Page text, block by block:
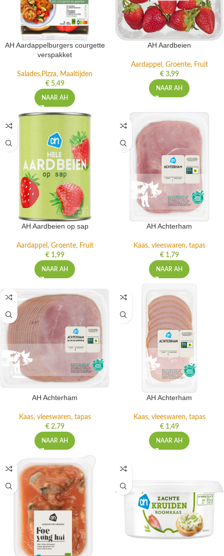
AH Aardappelburgers courgette
verspakket
Salades,Pizza, Maaltijden
€5,49
NAAR AH
AH Aardbeien
Aardappel, Groente, Fruit
€3,99
NAAR AH
AH Aardbeien op sap
Aardappel, Groente, Fruit
€1,99
NAAR AH
AH Achterham
Kaas, vleeswaren, tapas
€1,79
NAAR AH
AH Achterham
Kaas, vleeswaren, tapas
€2,79
NAAR AH
AH Achterham
Kaas, vleeswaren, tapas
€1,49
NAAR AH